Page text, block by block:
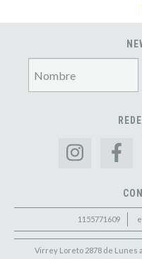
1155771609
Virrey Loreto 2878 de Lunes